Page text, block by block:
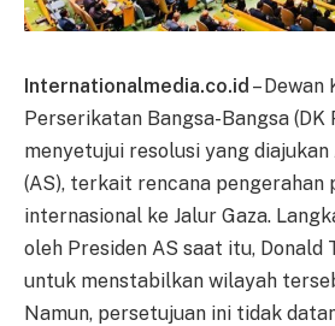
Internationalmedia.co.id – Dewan
Perserikatan Bangsa-Bangsa (DK
menyetujui resolusi yang
(AS), terkait rencana pengerahan
internasional ke Jalur Gaza.
oleh Presiden AS saat itu, Donald
untuk menstabilkan wilayah
Namun, persetujuan ini tidak